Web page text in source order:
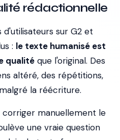
rédactionnelle
sur G2 et
: le texte humanisé est
qualité que l'original. Des
altéré, des répétitions,
la réécriture.
corriger manuellement le
une vraie question